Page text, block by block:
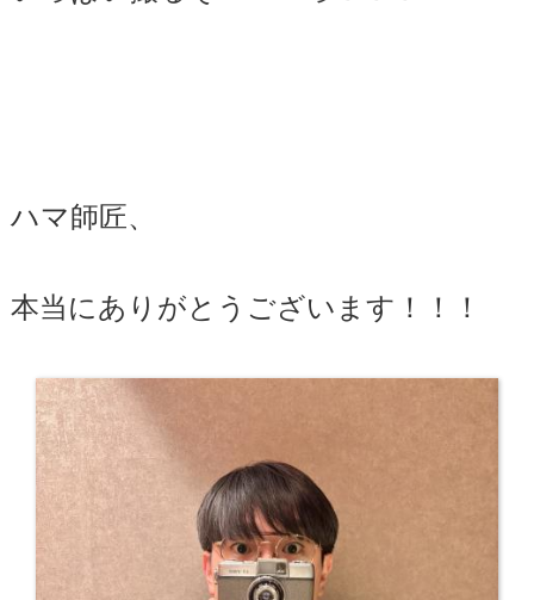
ハマ師匠、
本当にありがとうございます！！！